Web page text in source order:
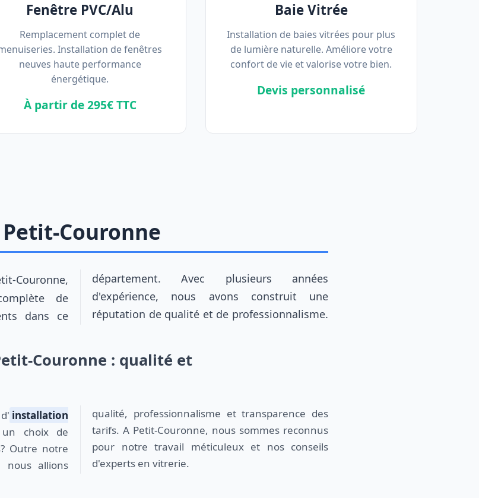
Fenêtre PVC/Alu
Remplacement complet de
Installation de fenêtres
neuves haute performance
énergétique.
À partir de 295€ TTC
Baie Vitrée
Installation de baies vitrées pour plus
de lumière naturelle. Améliore votre
confort de vie et valorise votre bien.
Devis personnalisé
Couronne
de
dans ce
d'expérience, nous avons construit une
réputation de qualité et de professionnalisme.
Couronne : qualité et
installation
un choix de
Outre notre
nous allions
qualité, professionnalisme et transparence des
tarifs. A Petit-Couronne, nous sommes reconnus
pour notre travail méticuleux et nos conseils
d'experts en vitrerie.